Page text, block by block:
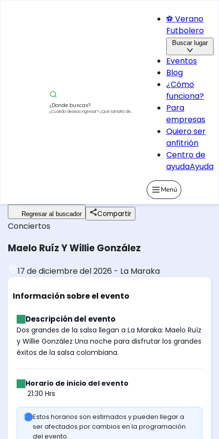
¿Donde buscas?
¿Cuando deseas ingresar?¿Qué tamaño de
⚽ Verano
Futbolero
Buscar lugar
Eventos
Blog
¿Cómo
funciona?
Para
empresas
Quiero ser
anfitrión
Centro de
ayudaAyuda
Menú
Regresar al buscador Compartir
Conciertos
Maelo Ruíz Y Willie González
17 de diciembre del 2026 - La Maraka
Información sobre el evento
Descripción del evento
Dos grandes de la salsa llegan a La Maraka: Maelo Ruíz
y Willie González Una noche para disfrutar los grandes
éxitos de la salsa colombiana.
Horario de inicio del evento
21:30 Hrs
Estos horarios son estimados y pueden llegar a
ser afectados por cambios en la programación
del evento.